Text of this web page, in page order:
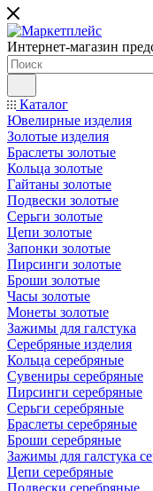
Интернет-магазин
Каталог
Ювелирные изделия
Золотые изделия
Браслеты золотые
Кольца золотые
Гайтаны золотые
Подвески золотые
Серьги золотые
Цепи золотые
Запонки золотые
Пирсинги золотые
Броши золотые
Часы золотые
Монеты золотые
Зажимы для галстука
Серебряные изделия
Кольца серебряные
Сувениры серебряные
Пирсинги серебряные
Серьги серебряные
Браслеты серебряные
Броши серебряные
Зажимы для галстука
Цепи серебряные
Подвески серебряные